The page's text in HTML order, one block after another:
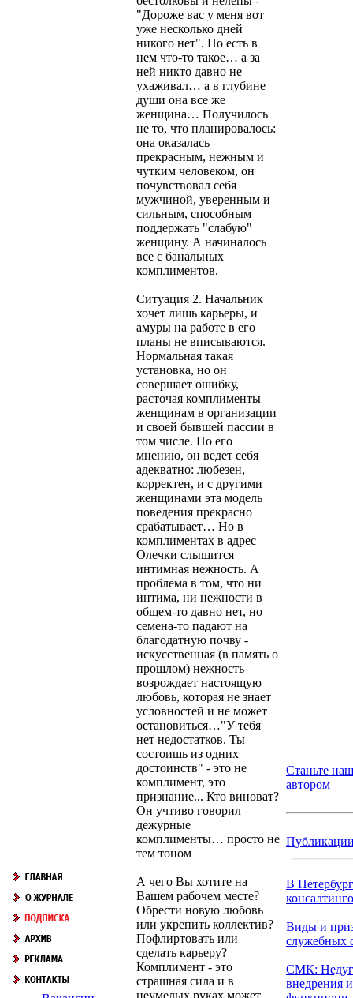
"Дороже вас у меня вот
уже несколько дней
никого нет". Но есть в
нем что-то такое… а за
ней никто давно не
ухаживал… а в глубине
души она все же
женщина… Получилось
не то, что планировалось:
она оказалась
прекрасным, нежным и
чутким человеком, он
почувствовал себя
мужчиной, уверенным и
сильным, способным
поддержать "слабую"
женщину. А начиналось
все с банальных
комплиментов.
Ситуация 2. Начальник
хочет лишь карьеры, и
амуры на работе в его
планы не вписываются.
Нормальная такая
установка, но он
совершает ошибку,
расточая комплименты
женщинам в организации
и своей бывшей пассии в
том числе. По его
мнению, он ведет себя
адекватно: любезен,
корректен, и с другими
женщинами эта модель
поведения прекрасно
срабатывает… Но в
комплиментах в адрес
Олечки слышится
интимная нежность. А
проблема в том, что ни
интима, ни нежности в
общем-то давно нет, но
семена-то падают на
благодатную почву -
искусственная (в память о
прошлом) нежность
возрождает настоящую
любовь, которая не знает
условностей и не может
остановиться…"У тебя
нет недостатков. Ты
состоишь из одних
достоинств" - это не
комплимент, это
признание... Кто виноват?
Он учтиво говорил
дежурные
комплименты… просто не
тем тоном
А чего Вы хотите на
Вашем рабочем месте?
Обрести новую любовь
или укрепить коллектив?
Пофлиртовать или
сделать карьеру?
Комплимент - это
страшная сила и в
неумелых руках может
Станьте
автором
В
Виды и
служебных
СМК:
внедрения и